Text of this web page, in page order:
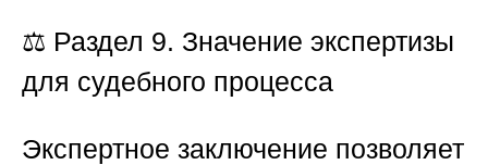
⚖️ Раздел 9. Значение экспертизы
для судебного процесса
Экспертное заключение позволяет